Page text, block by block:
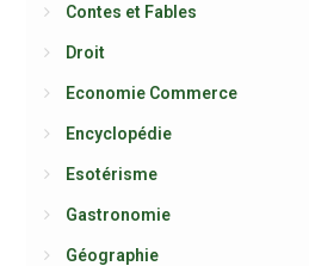
Contes et Fables
Droit
Economie Commerce
Encyclopédie
Esotérisme
Gastronomie
Géographie